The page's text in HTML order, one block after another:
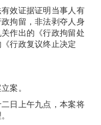
效证据证明当事人有
拘留，非法剥夺人身
作出的《行政拘留处
行政复议终止决定
案。
日上午九点，本案将